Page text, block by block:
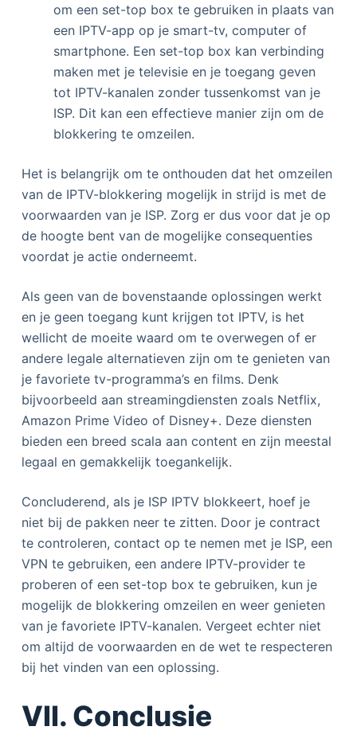
om een set-top box te gebruiken in plaats van
een IPTV-app op je smart-tv, computer of
smartphone. Een set-top box kan verbinding
maken met je televisie en je toegang geven
tot IPTV-kanalen zonder tussenkomst van je
ISP. Dit kan een effectieve manier zijn om de
blokkering te omzeilen.
Het is belangrijk om te onthouden dat het omzeilen
van de IPTV-blokkering mogelijk in strijd is met de
voorwaarden van je ISP. Zorg er dus voor dat je op
de hoogte bent van de mogelijke consequenties
voordat je actie onderneemt.
Als geen van de bovenstaande oplossingen werkt
en je geen toegang kunt krijgen tot IPTV, is het
wellicht de moeite waard om te overwegen of er
andere legale alternatieven zijn om te genieten van
je favoriete tv-programma’s en films. Denk
bijvoorbeeld aan streamingdiensten zoals Netflix,
Amazon Prime Video of Disney+. Deze diensten
bieden een breed scala aan content en zijn meestal
legaal en gemakkelijk toegankelijk.
Concluderend, als je ISP IPTV blokkeert, hoef je
niet bij de pakken neer te zitten. Door je contract
te controleren, contact op te nemen met je ISP, een
VPN te gebruiken, een andere IPTV-provider te
proberen of een set-top box te gebruiken, kun je
mogelijk de blokkering omzeilen en weer genieten
van je favoriete IPTV-kanalen. Vergeet echter niet
om altijd de voorwaarden en de wet te respecteren
bij het vinden van een oplossing.
VII. Conclusie